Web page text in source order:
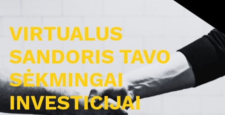
VIRTUALUS
SANDORIS TAVO
SĖKMINGAI
INVESTICIJAI